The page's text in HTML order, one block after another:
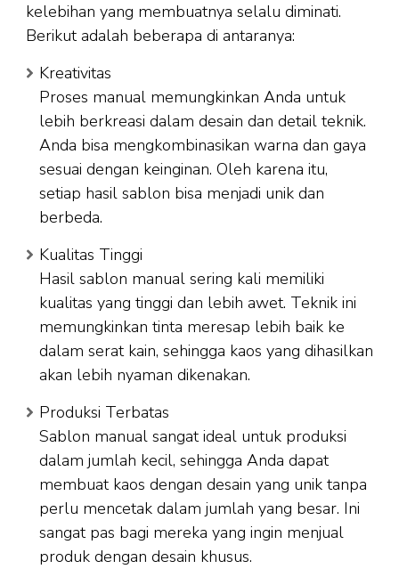
kelebihan yang membuatnya selalu diminati.
Berikut adalah beberapa di antaranya:
Kreativitas
Proses manual memungkinkan Anda untuk
lebih berkreasi dalam desain dan detail teknik.
Anda bisa mengkombinasikan warna dan gaya
sesuai dengan keinginan. Oleh karena itu,
setiap hasil sablon bisa menjadi unik dan
berbeda.
Kualitas Tinggi
Hasil sablon manual sering kali memiliki
kualitas yang tinggi dan lebih awet. Teknik ini
memungkinkan tinta meresap lebih baik ke
dalam serat kain, sehingga kaos yang dihasilkan
akan lebih nyaman dikenakan.
Produksi Terbatas
Sablon manual sangat ideal untuk produksi
dalam jumlah kecil, sehingga Anda dapat
membuat kaos dengan desain yang unik tanpa
perlu mencetak dalam jumlah yang besar. Ini
sangat pas bagi mereka yang ingin menjual
produk dengan desain khusus.